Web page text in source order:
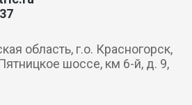
область, г.о. Красногорск,
шоссе, км 6-й, д. 9,